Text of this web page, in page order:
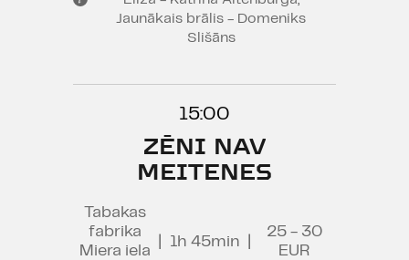
Jaunākais brālis - Domeniks
Slišāns
15:00
ZĒNI NAV
MEITENES
Tabakas
fabrika
Miera iela
1h 45min
25 - 30
EUR